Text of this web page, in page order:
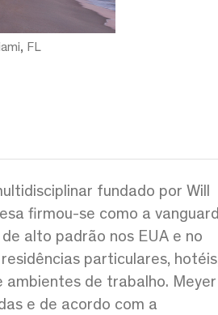
FL
fundado por Will
firmou-se como a
alto padrão nos EUA e no
particulares,
de trabalho. Meyer
e de acordo com a